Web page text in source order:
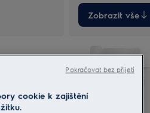
Zobrazit vše
cookie k zajištění
Pokračovat bez přijetí